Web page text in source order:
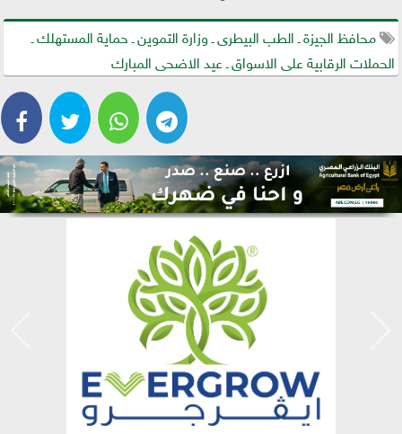
محافظ الجيزة ـ الطب البيطرى ـ وزارة التموين ـ حماية المستهلك ـ
الحملات الرقابية على الاسواق ـ عيد الاضحى المبارك